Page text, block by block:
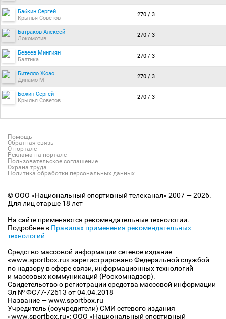
Бабкин Сергей
Крылья Советов
270 / 3
Батраков Алексей
Локомотив
270 / 3
Бевеев Мингиян
Балтика
270 / 3
Бителло Жоао
Динамо М
270 / 3
Божин Сергей
Крылья Советов
270 / 3
Помощь
Обратная связь
О портале
Реклама на портале
Пользовательское соглашение
Охрана труда
Политика обработки персональных данных
© ООО «Национальный спортивный телеканал» 2007 — 2026.
Для лиц старше 18 лет
На сайте применяются рекомендательные технологии.
Подробнее в Правилах применения рекомендательных
технологий
Средство массовой информации сетевое издание
«www.sportbox.ru» зарегистрировано Федеральной службой
по надзору в сфере связи, информационных технологий
и массовых коммуникаций (Роскомнадзор).
Свидетельство о регистрации средства массовой информации
Эл № ФС77-72613 от 04.04.2018
Название — www.sportbox.ru
Учредитель (соучредители) СМИ сетевого издания
«www.sportbox.ru»: ООО «Национальный спортивный